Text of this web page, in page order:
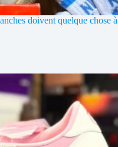
doivent quelque chose à